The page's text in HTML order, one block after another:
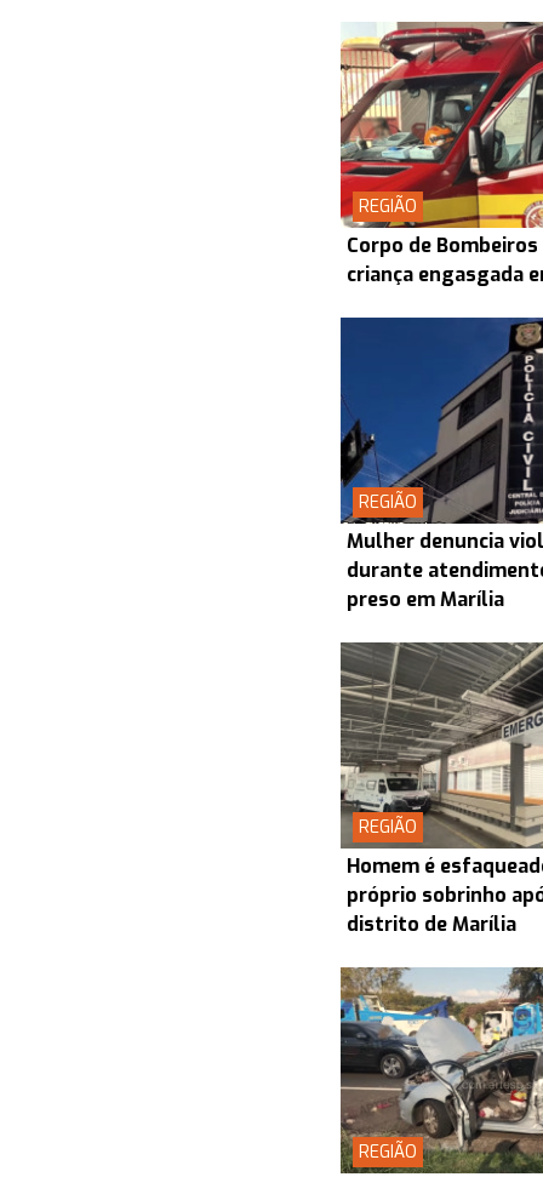
REGIÃO
Corpo de
criança engasgada
REGIÃO
Mulher denuncia
durante
preso em Marília
REGIÃO
Homem é
próprio sobrinho
distrito de Marília
REGIÃO